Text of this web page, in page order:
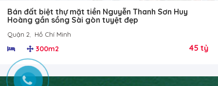
Bán đất biệt thự mặt tiền Nguyễn Thanh Sơn Huy
Hoàng gần sồng Sài gòn tuyệt đẹp
Quận 2 Hồ Chí Minh
300m2 45 tỷ